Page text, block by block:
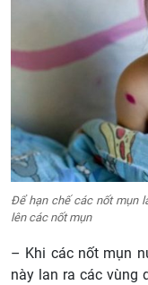
Để hạn chế các nốt mụn
lên các nốt mụn
– Khi các nốt mụn
này lan ra các vùng